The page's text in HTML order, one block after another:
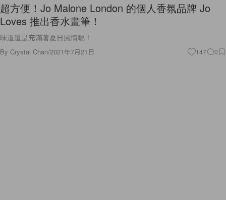
超方便！Jo Malone London 的個人香氛品牌 Jo
Loves 推出香水畫筆！
味道還是充滿著夏日風情呢！
By Crystal Chan/2021年7月21日 147 0